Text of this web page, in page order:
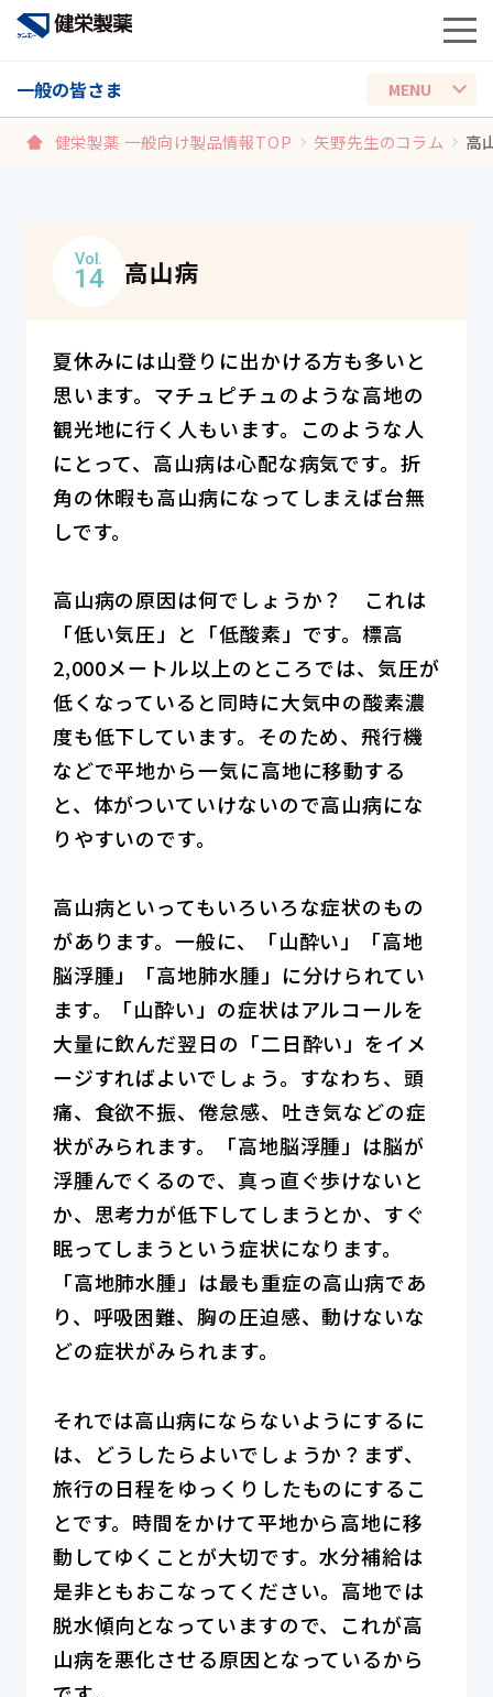
一般の皆さま
健栄製薬 一般向け製品情報TOP 矢野先生のコラム 高
Vol.
14 高山病
夏休みには山登りに出かける方も多いと
思います。マチュピチュのような高地の
観光地に行く人もいます。このような人
にとって、高山病は心配な病気です。折
角の休暇も高山病になってしまえば台無
しです。
高山病の原因は何でしょうか？ これは
「低い気圧」と「低酸素」です。標高
2,000メートル以上のところでは、気圧が
低くなっていると同時に大気中の酸素濃
度も低下しています。そのため、飛行機
などで平地から一気に高地に移動する
と、体がついていけないので高山病にな
りやすいのです。
高山病といってもいろいろな症状のもの
があります。一般に、「山酔い」「高地
脳浮腫」「高地肺水腫」に分けられてい
ます。「山酔い」の症状はアルコールを
大量に飲んだ翌日の「二日酔い」をイメ
ージすればよいでしょう。すなわち、頭
痛、食欲不振、倦怠感、吐き気などの症
状がみられます。「高地脳浮腫」は脳が
浮腫んでくるので、真っ直ぐ歩けないと
か、思考力が低下してしまうとか、すぐ
眠ってしまうという症状になります。
「高地肺水腫」は最も重症の高山病であ
り、呼吸困難、胸の圧迫感、動けないな
どの症状がみられます。
それでは高山病にならないようにするに
は、どうしたらよいでしょうか？まず、
旅行の日程をゆっくりしたものにするこ
とです。時間をかけて平地から高地に移
動してゆくことが大切です。水分補給は
是非ともおこなってください。高地では
脱水傾向となっていますので、これが高
山病を悪化させる原因となっているから